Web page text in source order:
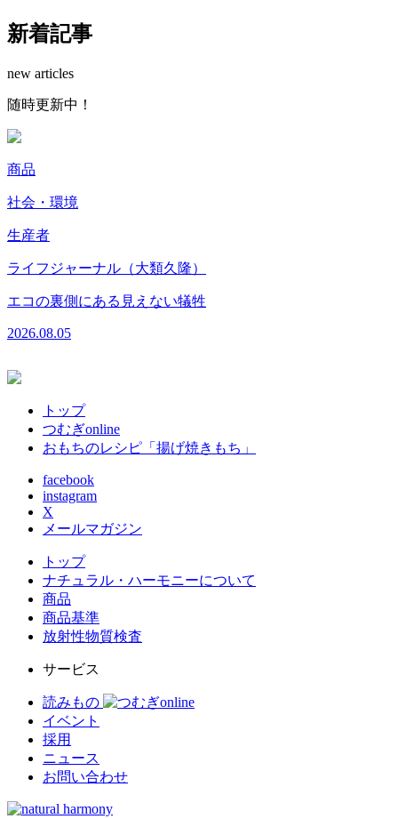
新着記事
new articles
随時更新中 ！
商品
社会・環境
生産者
ライフジャーナル（大類久隆）
エコの裏側にある見えない犠牲
2026.08.05
トップ
つむぎonline
おもちのレシピ「揚げ焼きもち」
facebook
instagram
X
メールマガジン
トップ
ナチュラル・ハーモニーについて
商品
商品基準
放射性物質検査
サービス
読みもの
イベント
採用
ニュース
お問い合わせ